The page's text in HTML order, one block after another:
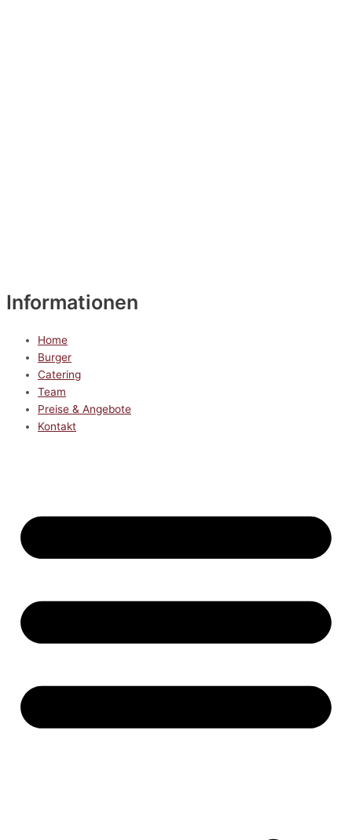
Informationen
Home
Burger
Catering
Team
Preise & Angebote
Kontakt